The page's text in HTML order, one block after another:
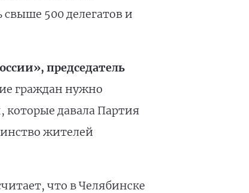
500 делегатов и
председатель
граждан нужно
давала Партия
жителей
что в Челябинске